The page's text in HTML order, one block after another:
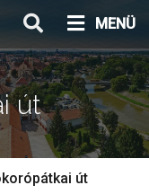
MENÜ
út
út